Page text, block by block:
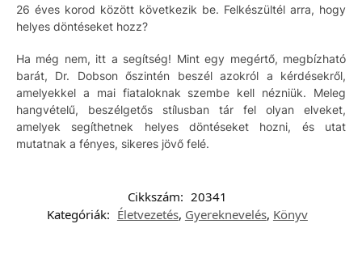
26 éves korod között következik be. Felkészültél arra, hogy
helyes döntéseket hozz?
Ha még nem, itt a segítség! Mint egy megértő, megbízható
barát, Dr. Dobson őszintén beszél azokról a kérdésekről,
amelyekkel a mai fiataloknak szembe kell nézniük. Meleg
hangvételű, beszélgetős stílusban tár fel olyan elveket,
amelyek segíthetnek helyes döntéseket hozni, és utat
mutatnak a fényes, sikeres jövő felé.
Cikkszám: 20341
Kategóriák: Életvezetés, Gyereknevelés, Könyv